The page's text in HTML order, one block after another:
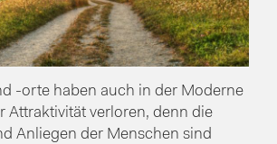
-orte haben auch in der Moderne
Attraktivität verloren, denn die
Anliegen der Menschen sind